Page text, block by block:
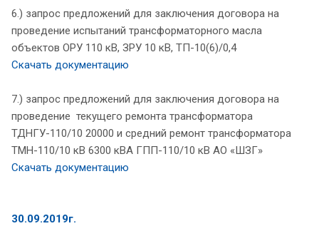
6.) запрос предложений для заключения договора на
проведение испытаний трансформаторного масла
объектов ОРУ 110 кВ, ЗРУ 10 кВ, ТП-10(6)/0,4
Скачать документацию
7.) запрос предложений для заключения договора на
проведение текущего ремонта трансформатора
ТДНГУ-110/10 20000 и средний ремонт трансформатора
ТМН-110/10 кВ 6300 кВА ГПП-110/10 кВ АО «ШЗГ»
Скачать документацию
30.09.2019г.